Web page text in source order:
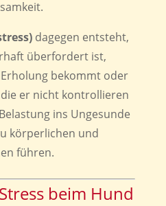
dagegen entsteht,
überfordert ist,
bekommt oder
er nicht kontrollieren
ins Ungesunde
körperlichen und
führen.
beim Hund